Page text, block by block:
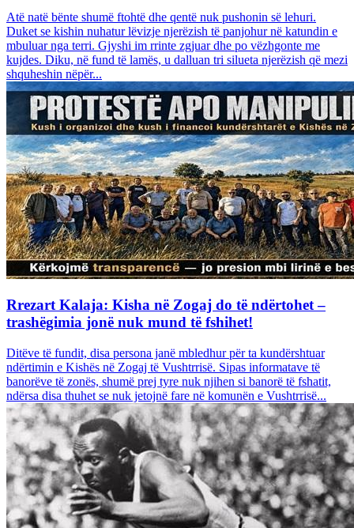
Atë natë bënte shumë ftohtë dhe qentë nuk pushonin së lehuri.
Duket se kishin nuhatur lëvizje njerëzish të panjohur në katundin e
mbuluar nga terri. Gjyshi im rrinte zgjuar dhe po vëzhgonte me
kujdes. Diku, në fund të lamës, u dalluan tri silueta njerëzish që mezi
shquheshin nëpër...
Rrezart Kalaja: Kisha në Zogaj do të ndërtohet –
trashëgimia jonë nuk mund të fshihet!
Ditëve të fundit, disa persona janë mbledhur për ta kundërshtuar
ndërtimin e Kishës në Zogaj të Vushtrrisë. Sipas informatave të
banorëve të zonës, shumë prej tyre nuk njihen si banorë të fshatit,
ndërsa disa thuhet se nuk jetojnë fare në komunën e Vushtrrisë...